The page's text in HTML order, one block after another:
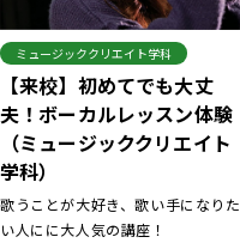
ミュージッククリエイト学科
【来校】初めてでも大丈
夫！ボーカルレッスン体験
（ミュージッククリエイト
学科）
歌うことが大好き、歌い手になりた
い人にに大人気の講座！